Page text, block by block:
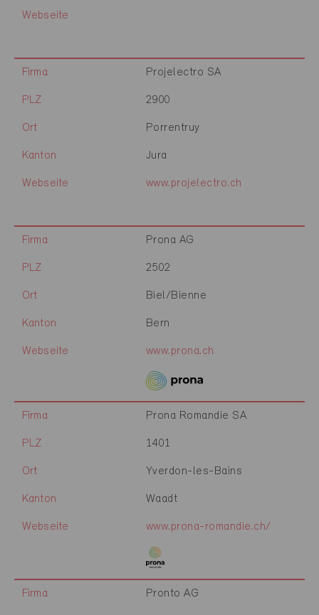
Webseite
Firma Projelectro SA
PLZ 2900
Ort Porrentruy
Kanton Jura
Webseite www.projelectro.ch
Firma Prona AG
PLZ 2502
Ort Biel/Bienne
Kanton Bern
Webseite www.prona.ch
Firma Prona Romandie SA
PLZ 1401
Ort Yverdon-les-Bains
Kanton Waadt
Webseite www.prona-romandie.ch/
Firma Pronto AG